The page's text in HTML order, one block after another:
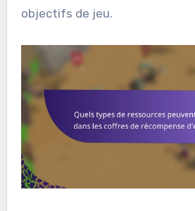
objectifs de jeu.